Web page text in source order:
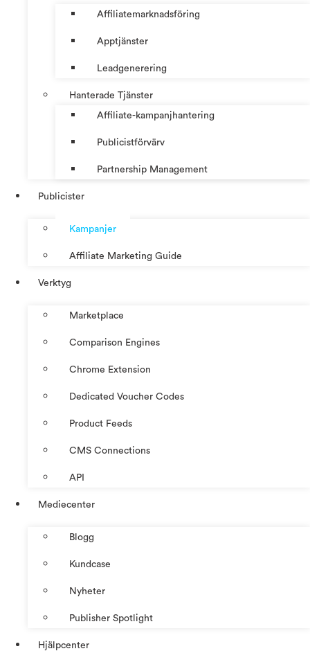
Affiliatemarknadsföring
Apptjänster
Leadgenerering
Hanterade Tjänster
Affiliate-kampanjhantering
Publicistförvärv
Partnership Management
Publicister
Kampanjer
Affiliate Marketing Guide
Verktyg
Marketplace
Comparison Engines
Chrome Extension
Dedicated Voucher Codes
Product Feeds
CMS Connections
API
Mediecenter
Blogg
Kundcase
Nyheter
Publisher Spotlight
Hjälpcenter